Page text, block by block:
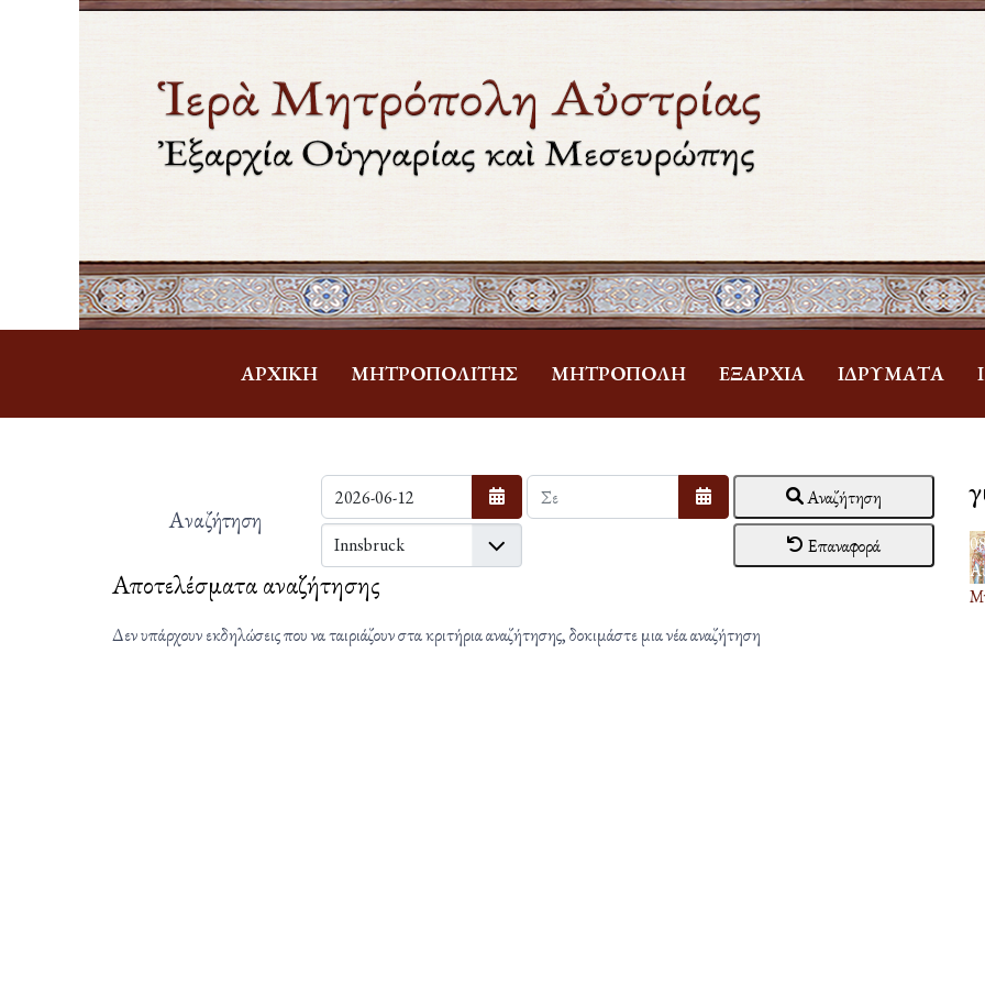
ἈΡΧΙΚΉ ΜΗΤΡΟΠΟΛΊΤΗΣ ΜΗΤΡΌΠΟΛΗ ἘΞΑΡΧΊΑ ἹΔΡΎΜΑΤΑ
Αναζήτηση Ανοίξτε το ημερολόγιο Ανοίξτε το ημερολόγιο
Αναζήτηση
Επαναφορά
Αποτελέσματα αναζήτησης
Δεν υπάρχουν εκδηλώσεις που να ταιριάζουν στα κριτήρια αναζήτησης, δοκιμάστε μια νέα αναζήτηση